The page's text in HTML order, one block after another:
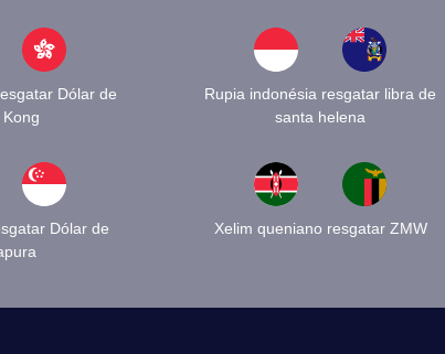
Dólar de
Rupia indonésia resgatar libra de
santa helena
Dólar de
Xelim queniano resgatar ZMW